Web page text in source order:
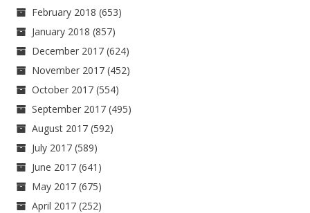
February 2018 (653)
January 2018 (857)
December 2017 (624)
November 2017 (452)
October 2017 (554)
September 2017 (495)
August 2017 (592)
July 2017 (589)
June 2017 (641)
May 2017 (675)
April 2017 (252)